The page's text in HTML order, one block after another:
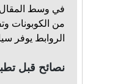
في وسط المقال
من الكوبونات
الروابط يوفر
نصائح قبل